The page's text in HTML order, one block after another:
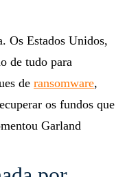
Os Estados Unidos,
de tudo para
de ransomware,
os fundos que
Garland